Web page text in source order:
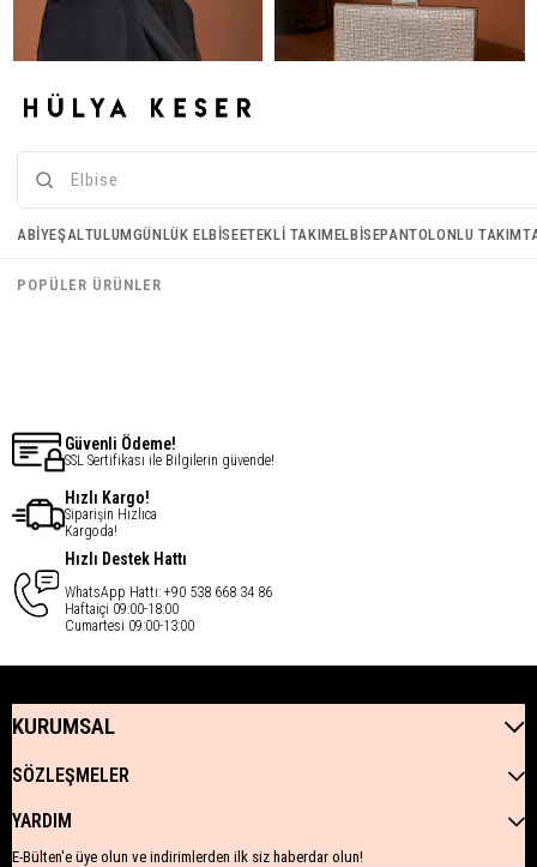
Janjan Kumaş Şal - Siyah
€16,43
Portföy Çanta - Gümüş
Güvenli Ödeme!
SSL Sertifikası ile Bilgilerin güvende!
Hızlı Kargo!
Siparişin Hızlıca
Kargoda!
Hızlı Destek Hattı
WhatsApp Hattı: +90 538 668 34 86
Haftaiçi 09:00-18:00
Cumartesi 09:00-13:00
KURUMSAL
SÖZLEŞMELER
YARDIM
E-Bülten'e üye olun ve indirimlerden ilk siz haberdar olun!
ABIYEŞALTULUMGÜNLÜK ELBISEETEKLI TAKIMELBISEPANTOLONLU TAKIM
POPÜLER ÜRÜNLER